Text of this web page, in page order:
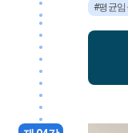
#평균임